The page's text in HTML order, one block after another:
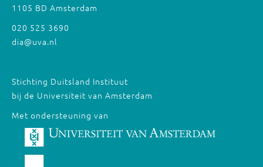
1105 BD Amsterdam
020 525 3690
dia@uva.nl
Stichting Duitsland Instituut
bij de Universiteit van Amsterdam
Met ondersteuning van